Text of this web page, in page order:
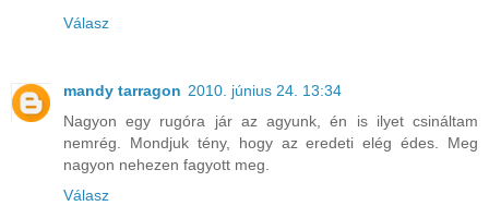
Válasz
mandy tarragon 2010. június 24. 13:34
Nagyon egy rugóra jár az agyunk, én is ilyet csináltam
nemrég. Mondjuk tény, hogy az eredeti elég édes. Meg
nagyon nehezen fagyott meg.
Válasz